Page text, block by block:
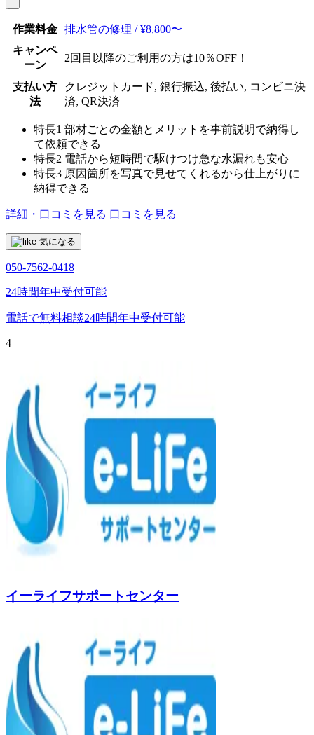
作業料金
排水管の修理 / ¥8,800〜
キャンペ
ーン
2回目以降のご利用の方は10％OFF！
支払い方
法
クレジットカード, 銀行振込, 後払い, コンビニ決
済, QR決済
特長1 部材ごとの金額とメリットを事前説明で納得し
て依頼できる
特長2 電話から短時間で駆けつけ急な水漏れも安心
特長3 原因箇所を写真で見せてくれるから仕上がりに
納得できる
詳細・口コミを見る 口コミを見る
気になる
050-7562-0418
24時間年中受付可能
電話で無料相談24時間年中受付可能
4
イーライフサポートセンター